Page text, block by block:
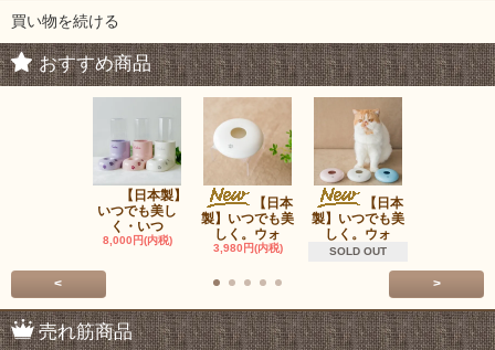
買い物を続ける
おすすめ商品
【日本製】
いつでも美し
く・いつ
8,000円(内税)
【日本
製】いつでも美
しく。ウォ
3,980円(内税)
【日本
製】いつでも美
しく。ウォ
SOLD OUT
< >
売れ筋商品